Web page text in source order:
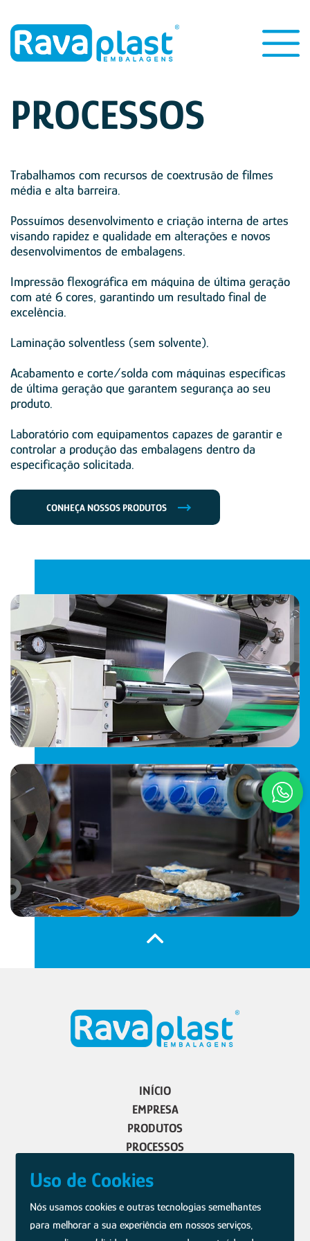
Uso de Cookies
Nós usamos cookies e outras tecnologias semelhantes
para melhorar a sua experiência em nossos serviços,
PROCESSOS
Trabalhamos com recursos de coextrusão de filmes
média e alta barreira.
Possuímos desenvolvimento e criação interna de artes
visando rapidez e qualidade em alterações e novos
desenvolvimentos de embalagens.
Impressão flexográfica em máquina de última geração
com até 6 cores, garantindo um resultado final de
excelência.
Laminação solventless (sem solvente).
Acabamento e corte/solda com máquinas específicas
de última geração que garantem segurança ao seu
produto.
Laboratório com equipamentos capazes de garantir e
controlar a produção das embalagens dentro da
especificação solicitada.
CONHEÇA NOSSOS PRODUTOS
INÍCIO
EMPRESA
PRODUTOS
PROCESSOS
Rua 14 de Agosto, 1409D | Bairro Esplanada | Chapecó/SC
WhatsApp 49 9 9144 7704